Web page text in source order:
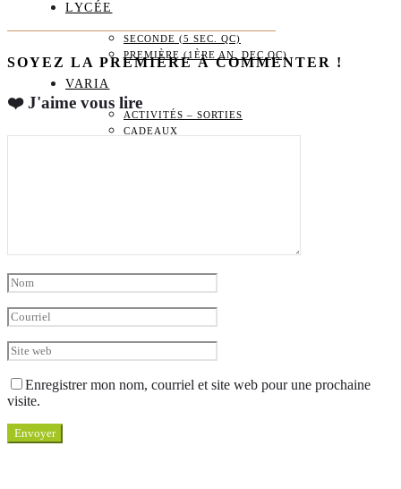
LYCÉE
SECONDE (5 SEC. QC)
PREMIÈRE (1ÈRE AN. DEC QC)
VARIA
ACTIVITÉS – SORTIES
CADEAUX
SOYEZ LA PREMIÈRE À COMMENTER !
❤️ J'aime vous lire
Enregistrer mon nom, courriel et site web pour une prochaine
visite.